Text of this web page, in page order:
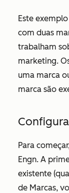
Este
com duas
trabalham
marketing.
uma marca
marca são
Para
Engn. A
existente
de Marcas,